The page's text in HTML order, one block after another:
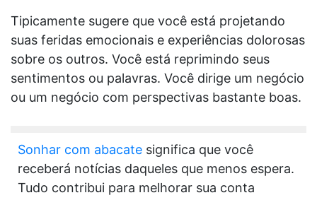
Tipicamente sugere que você está projetando
suas feridas emocionais e experiências dolorosas
sobre os outros. Você está reprimindo seus
sentimentos ou palavras. Você dirige um negócio
ou um negócio com perspectivas bastante boas.
Sonhar com abacate significa que você
receberá notícias daqueles que menos espera.
Tudo contribui para melhorar sua conta